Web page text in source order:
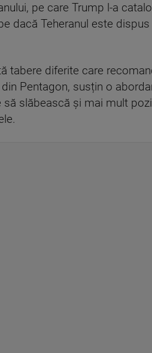
pe care Trump l-a
dacă Teheranul este
tabere diferite care
Pentagon, susțin o
slăbească și mai mult